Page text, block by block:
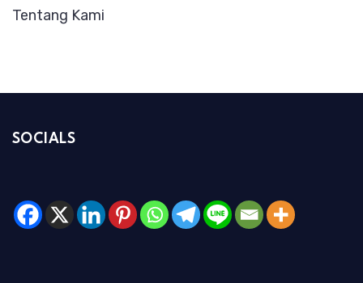
Tentang Kami
SOCIALS